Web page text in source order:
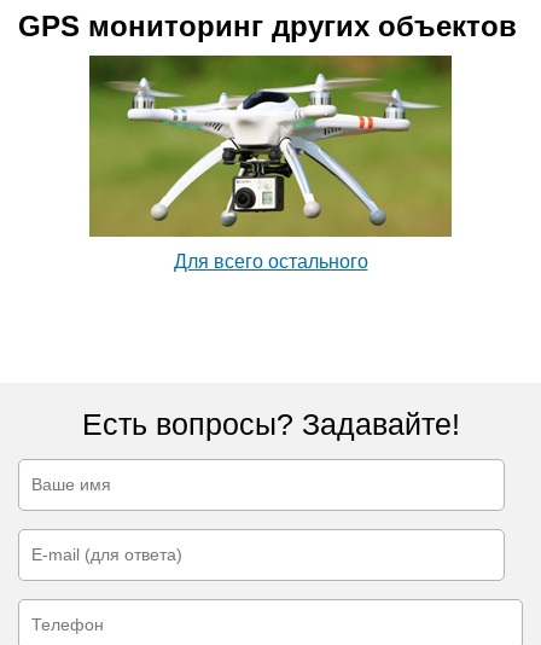
GPS мониторинг других объектов
Для всего остального
Есть вопросы? Задавайте!